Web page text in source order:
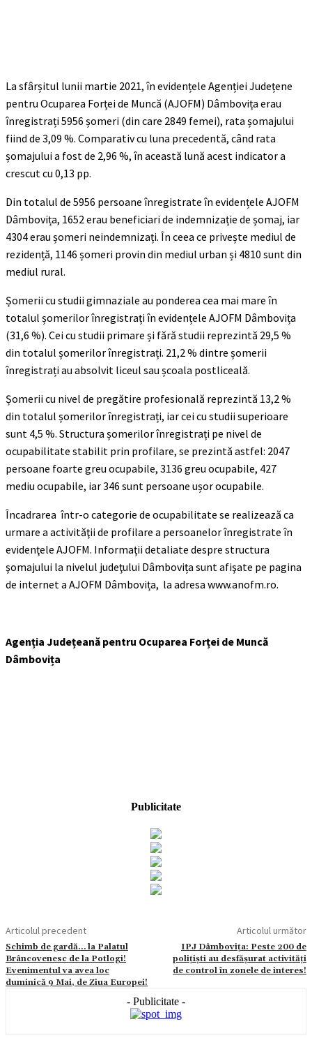
La sfârșitul lunii martie 2021, în evidențele Agenției Județene
pentru Ocuparea Forței de Muncă (AJOFM) Dâmbovița erau
înregistrați 5956 șomeri (din care 2849 femei), rata șomajului
fiind de 3,09 %. Comparativ cu luna precedentă, când rata
șomajului a fost de 2,96 %, în această lună acest indicator a
crescut cu 0,13 pp.
Din totalul de 5956 persoane înregistrate în evidențele AJOFM
Dâmbovița, 1652 erau beneficiari de indemnizație de șomaj, iar
4304 erau șomeri neindemnizați. În ceea ce privește mediul de
rezidență, 1146 șomeri provin din mediul urban și 4810 sunt din
mediul rural.
Șomerii cu studii gimnaziale au ponderea cea mai mare în
totalul șomerilor înregistrați în evidențele AJOFM Dâmbovița
(31,6 %). Cei cu studii primare și fără studii reprezintă 29,5 %
din totalul șomerilor înregistrați. 21,2 % dintre șomerii
înregistrați au absolvit liceul sau școala postliceală.
Șomerii cu nivel de pregătire profesională reprezintă 13,2 %
din totalul șomerilor înregistrați, iar cei cu studii superioare
sunt 4,5 %. Structura șomerilor înregistrați pe nivel de
ocupabilitate stabilit prin profilare, se prezintă astfel: 2047
persoane foarte greu ocupabile, 3136 greu ocupabile, 427
mediu ocupabile, iar 346 sunt persoane ușor ocupabile.
Încadrarea într-o categorie de ocupabilitate se realizează ca
urmare a activităţii de profilare a persoanelor înregistrate în
evidenţele AJOFM. Informaţii detaliate despre structura
şomajului la nivelul judeţului Dâmbovița sunt afişate pe pagina
de internet a AJOFM Dâmbovița, la adresa www.anofm.ro.
Agenția Județeană pentru Ocuparea Forței de Muncă
Dâmbovița
Publicitate
Articolul precedent
Schimb de gardă… la Palatul
Brâncovenesc de la Potlogi!
Evenimentul va avea loc
duminică 9 Mai, de Ziua Europei!
Articolul următor
IPJ Dâmbovița: Peste 200 de
polițiști au desfășurat activități
de control în zonele de interes!
- Publicitate -